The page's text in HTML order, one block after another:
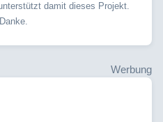
damit dieses Projekt.
Werbung